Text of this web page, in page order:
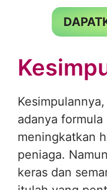
adanya
meningkatkan
peniaga.
keras dan